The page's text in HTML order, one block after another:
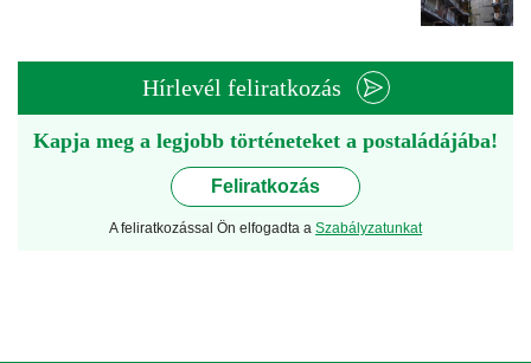
Hírlevél feliratkozás
Kapja meg a legjobb történeteket a postaládájába!
Feliratkozás
A feliratkozással Ön elfogadta a Szabályzatunkat